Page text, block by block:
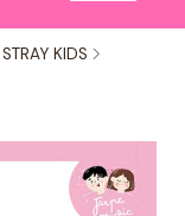
STRAY KIDS